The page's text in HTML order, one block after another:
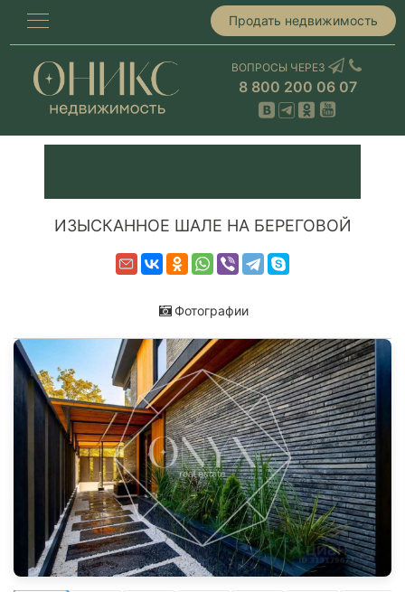
Продать недвижимость
ВОПРОСЫ ЧЕРЕЗ
8 800 200 06 07
ИЗЫСКАННОЕ ШАЛЕ НА БЕРЕГОВОЙ
Фотографии